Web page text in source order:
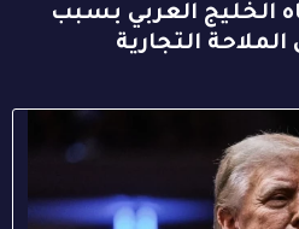
مياه الخليج العربي بسبب
التجارية